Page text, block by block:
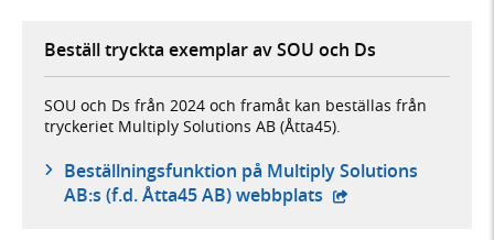
Beställ tryckta exemplar av SOU och Ds
SOU och Ds från 2024 och framåt kan beställas från
tryckeriet Multiply Solutions AB (Åtta45).
Beställningsfunktion på Multiply Solutions
AB:s (f.d. Åtta45 AB) webbplats - extern webbplats,